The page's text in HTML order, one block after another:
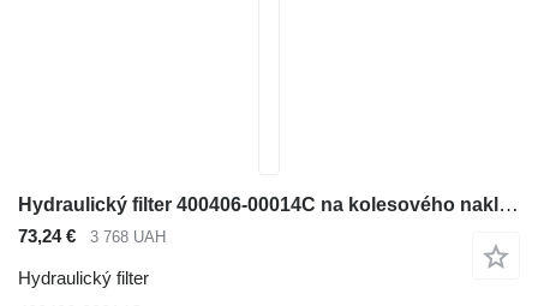
Hydraulický filter 400406-00014C na kolesového nakladača Doosan SD300N
73,24 € 3 768 UAH
Hydraulický filter